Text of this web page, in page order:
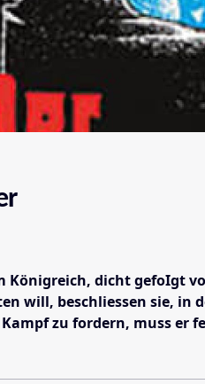
dicht gefoIgt
will, beschliessen sie, in
zu fordern, muss